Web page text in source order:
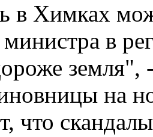
в Химках
в
земля",
на
что